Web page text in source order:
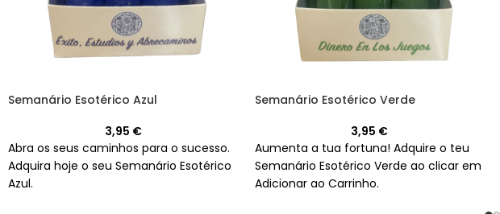
Semanário Esotérico Azul
3,95 €
Abra os seus caminhos para o sucesso.
Adquira hoje o seu Semanário Esotérico
Azul.
Semanário Esotérico Verde
3,95 €
Aumenta a tua fortuna! Adquire o teu
Semanário Esotérico Verde ao clicar em
Adicionar ao Carrinho.